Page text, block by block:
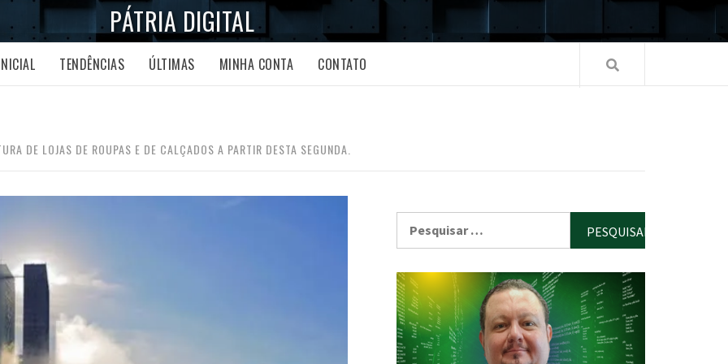
PÁTRIA DIGITAL
TENDÊNCIAS ÚLTIMAS MINHA CONTA CONTATO
DE LOJAS DE ROUPAS E DE CALÇADOS A PARTIR DESTA SEGUNDA.